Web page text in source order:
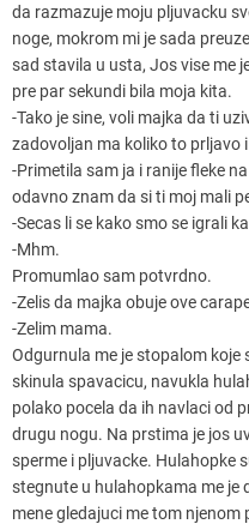
da razmazuje moju pljuvacku
noge, mokrom mi je sada
sad stavila u usta, Jos vise me
pre par sekundi bila moja kita.
-Tako je sine, voli majka da ti
zadovoljan ma koliko to prljavo
-Primetila sam ja i ranije fleke
odavno znam da si ti moj mali
-Secas li se kako smo se igrali
-Mhm.
Promumlao sam potvrdno.
-Zelis da majka obuje ove
-Zelim mama.
Odgurnula me je stopalom koje
skinula spavacicu, navukla
polako pocela da ih navlaci od
drugu nogu. Na prstima je jos
sperme i pljuvacke. Hulahopke
stegnute u hulahopkama me je
mene gledajuci me tom njenom